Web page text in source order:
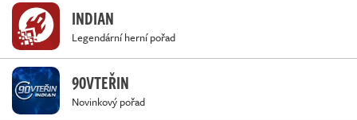
INDIAN
Legendární herní pořad
90VTEŘIN
Novinkový pořad